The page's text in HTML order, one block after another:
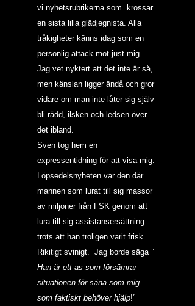
vi nyhetsrubrikerna som  krossar
en sista lilla glädjegnista. Alla
tråkigheter känns idag som en
personlig attack mot just mig.
Jag vet nyktert att det inte är så,
men känslan ligger ändå och gror
vidare om man inte låter sig själv
bli rädd, ilsken och ledsen över
det ibland.
Sven tog hem en
expressentidning för att visa mig.
Löpsedelsnyheten var den där
mannen som lurat till sig massor
av miljoner från FSK genom att
lura till sig assistansersättning
trots att han troligen varit frisk.
Rikitigt svinigt.  Jag borde säga ”
Han är ett as som försämrar
situationen för såna som mig
som faktiskt behöver hjälp!”